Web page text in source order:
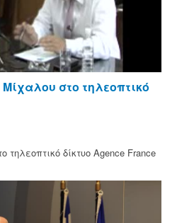
στο τηλεοπτικό
δίκτυο Agence France